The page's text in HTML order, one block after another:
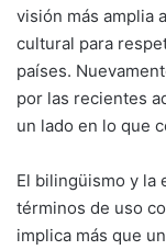
visión más amplia
cultural para
países.
por las recientes
un lado en lo que
El bilingüismo y la
términos de uso
implica más que